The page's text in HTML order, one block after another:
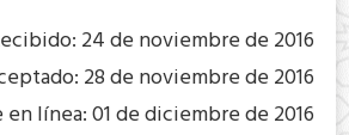
24 de noviembre de 2016
28 de noviembre de 2016
línea: 01 de diciembre de 2016